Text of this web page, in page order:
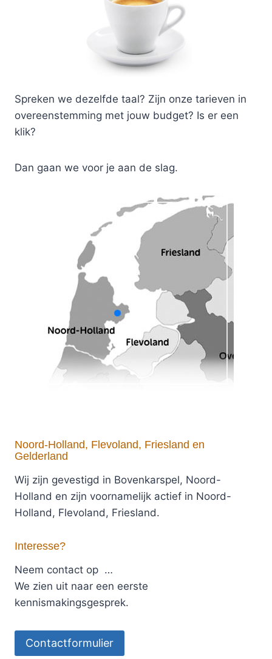
Spreken we dezelfde taal? Zijn onze tarieven in
overeenstemming met jouw budget? Is er een
klik?
Dan gaan we voor je aan de slag.
Noord-Holland, Flevoland, Friesland en
Gelderland
Wij zijn gevestigd in Bovenkarspel, Noord-
Holland en zijn voornamelijk actief in Noord-
Holland, Flevoland, Friesland.
Interesse?
Neem contact op …
We zien uit naar een eerste
kennismakingsgesprek.
Contactformulier